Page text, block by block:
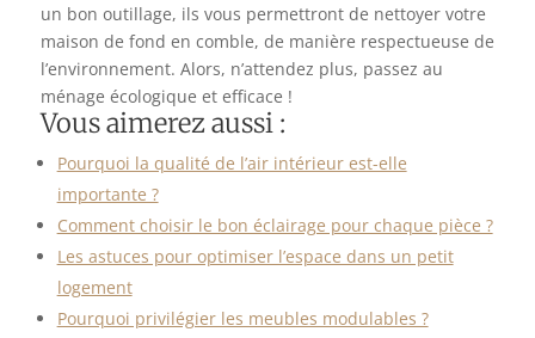
un bon outillage, ils vous permettront de nettoyer votre
maison de fond en comble, de manière respectueuse de
l’environnement. Alors, n’attendez plus, passez au
ménage écologique et efficace !
Vous aimerez aussi :
Pourquoi la qualité de l’air intérieur est-elle
importante ?
Comment choisir le bon éclairage pour chaque pièce ?
Les astuces pour optimiser l’espace dans un petit
logement
Pourquoi privilégier les meubles modulables ?